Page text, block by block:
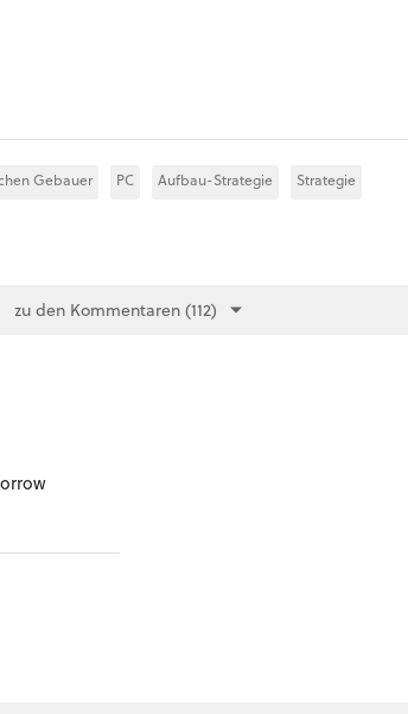
Gebauer PC Aufbau-Strategie Strategie
zu den Kommentaren (112)